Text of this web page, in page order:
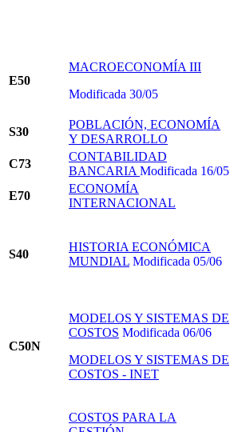
E50
MACROECONOMÍA III
Modificada 30/05
S30
POBLACIÓN, ECONOMÍA
Y DESARROLLO
C73
CONTABILIDAD
BANCARIA Modificada 16/05
E70
ECONOMÍA
INTERNACIONAL
S40
HISTORIA ECONÓMICA
MUNDIAL Modificada 05/06
C50N
MODELOS Y SISTEMAS DE
COSTOS Modificada 06/06
MODELOS Y SISTEMAS DE
COSTOS - INET
COSTOS PARA LA